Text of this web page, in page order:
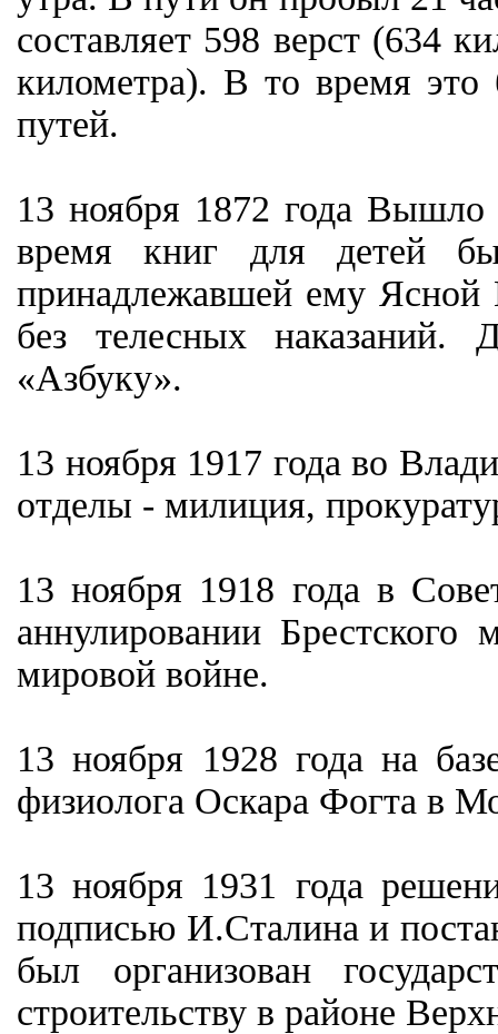
составляет 598 верст (634
километра). В то время это
путей.
13 ноября 1872 года Вышло
время книг для детей
принадлежавшей ему Ясной
без телесных наказаний.
«Азбуку».
13 ноября 1917 года во
отделы - милиция,
13 ноября 1918 года в
аннулировании
мировой войне.
13 ноября 1928 года на
физиолога Оскара Фогта в
13 ноября 1931 года
подписью И.Сталина и
был организован
строительству в районе